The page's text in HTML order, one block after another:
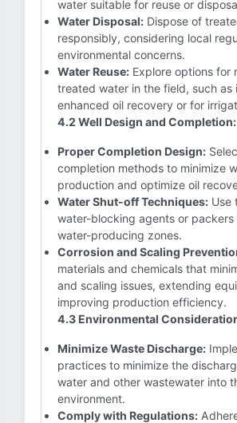
water suitable for reuse or
Water Disposal: Dispose of
responsibly, considering local
environmental concerns.
Water Reuse: Explore options for
treated water in the field, such as
enhanced oil recovery or for
4.2 Well Design and Completion:
Proper Completion Design:
completion methods to minimize
production and optimize oil
Water Shut-off Techniques: Use
water-blocking agents or packers
water-producing zones.
Corrosion and Scaling
materials and chemicals that
and scaling issues, extending
improving production efficiency.
4.3 Environmental
Minimize Waste Discharge:
practices to minimize the
water and other wastewater into
environment.
Comply with Regulations: